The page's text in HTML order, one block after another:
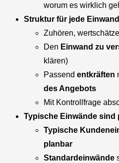
worum es wirklich
Struktur für jede
Zuhören,
Den Einwand zu
klären)
Passend entkräften
des Angebots
Mit Kontrollfrage
Typische Einwände sind
Typische
planbar
Standardeinwände